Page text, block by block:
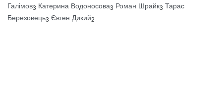
Галімов3 Катерина Водоносова3 Роман Шрайк3 Тарас
Березовець3 Євген Дикий2